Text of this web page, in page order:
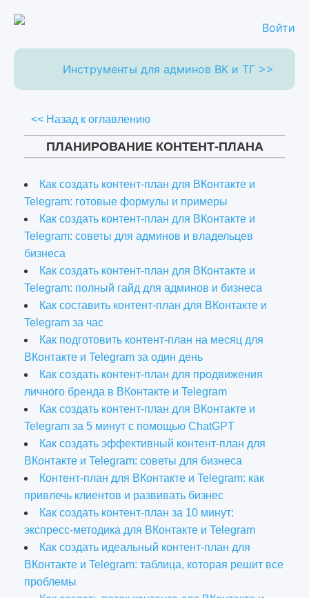
Войти
Инструменты для админов ВК и ТГ >>
<< Назад к оглавлению
ПЛАНИРОВАНИЕ КОНТЕНТ-ПЛАНА
Как создать контент-план для ВКонтакте и
Telegram: готовые формулы и примеры
Как создать контент-план для ВКонтакте и
Telegram: советы для админов и владельцев
бизнеса
Как создать контент-план для ВКонтакте и
Telegram: полный гайд для админов и бизнеса
Как составить контент-план для ВКонтакте и
Telegram за час
Как подготовить контент-план на месяц для
ВКонтакте и Telegram за один день
Как создать контент-план для продвижения
личного бренда в ВКонтакте и Telegram
Как создать контент-план для ВКонтакте и
Telegram за 5 минут с помощью ChatGPT
Как создать эффективный контент-план для
ВКонтакте и Telegram: советы для бизнеса
Контент-план для ВКонтакте и Telegram: как
привлечь клиентов и развивать бизнес
Как создать контент-план за 10 минут:
экспресс-методика для ВКонтакте и Telegram
Как создать идеальный контент-план для
ВКонтакте и Telegram: таблица, которая решит все
проблемы